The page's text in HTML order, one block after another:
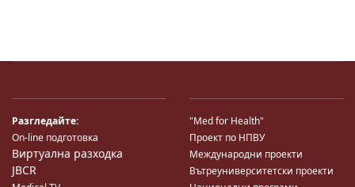
Разгледайте:
On-line подготовка
Виртуална разходка
JBCR
"Med for Health"
Проект по НПВУ
Международни проекти
Вътреуниверситетски проекти